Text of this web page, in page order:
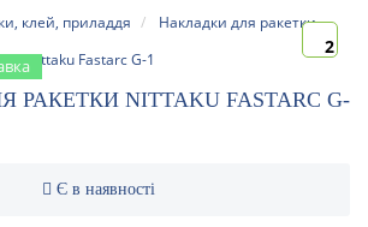
клей, приладдя Накладки для ракетки
2
NITTAKU FASTARC G-
Є в наявності